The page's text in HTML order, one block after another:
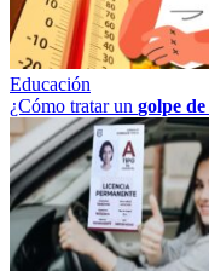
Educación
¿Cómo tratar un golpe de